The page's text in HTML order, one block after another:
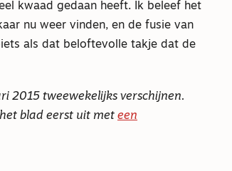
kwaad gedaan heeft. Ik beleef het
nu weer vinden, en de fusie van
als dat beloftevolle takje dat de
2015 tweewekelijks verschijnen.
blad eerst uit met een